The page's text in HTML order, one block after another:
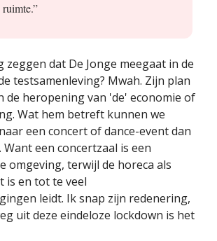
zeggen dat De Jonge meegaat in de
testsamenleving? Mwah. Zijn plan
de heropening van 'de' economie of
Wat hem betreft kunnen we
een concert of dance-event dan
een concertzaal is een
omgeving, terwijl de horeca als
is en tot te veel
leidt. Ik snap zijn redenering,
uit deze eindeloze lockdown is het